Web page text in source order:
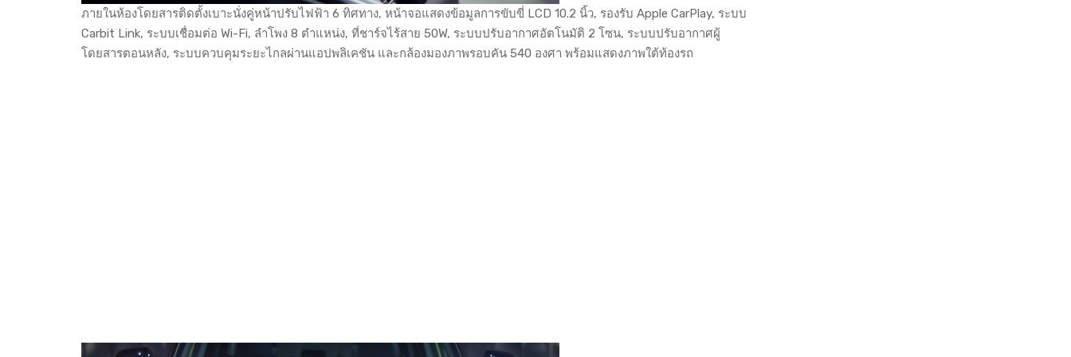
ภายในห้องโดยสารติดตั้งเบาะนั่งคู่หน้าปรับไฟฟ้า 6 ทิศทาง, หน้าจอแสดงข้อมูลการขับขี่ LCD 10.2 นิ้ว, รองรับ Apple CarPlay, ระบบ
Carbit Link, ระบบเชื่อมต่อ Wi-Fi, ลำโพง 8 ตำแหน่ง, ที่ชาร์จไร้สาย 50W, ระบบปรับอากาศอัตโนมัติ 2 โซน, ระบบปรับอากาศผู้
โดยสารตอนหลัง, ระบบควบคุมระยะไกลผ่านแอปพลิเคชัน และกล้องมองภาพรอบคัน 540 องศา พร้อมแสดงภาพใต้ท้องรถ